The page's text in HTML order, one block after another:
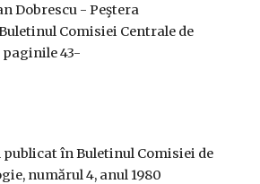
Dobrescu - Peştera
Comisiei Centrale de
paginile 43-
în Buletinul Comisiei de
numărul 4, anul 1980